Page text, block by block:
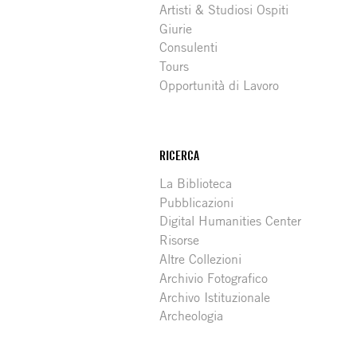
Artisti & Studiosi Ospiti
Giurie
Consulenti
Tours
Opportunità di Lavoro
RICERCA
La Biblioteca
Pubblicazioni
Digital Humanities Center
Risorse
Altre Collezioni
Archivio Fotografico
Archivo Istituzionale
Archeologia